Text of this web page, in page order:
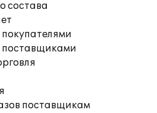
состава
поставщиками
поставщикам